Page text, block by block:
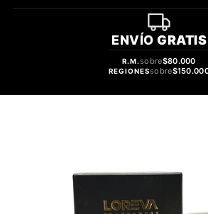
ENVÍO GRATIS
R.M.sobre$80.000
REGIONESsobre